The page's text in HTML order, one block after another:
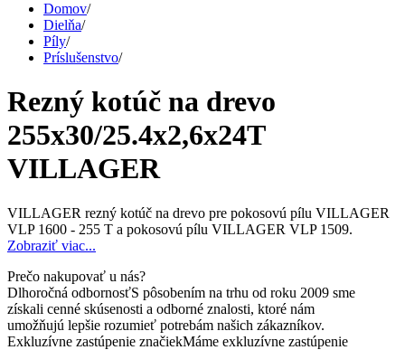
Domov/
Dielňa/
Píly/
Príslušenstvo/
Rezný kotúč na drevo
255x30/25.4x2,6x24T
VILLAGER
VILLAGER rezný kotúč na drevo pre pokosovú pílu VILLAGER
VLP 1600 - 255 T a pokosovú pílu VILLAGER VLP 1509.
Zobraziť viac...
Prečo nakupovať u nás?
Dlhoročná odbornosťS pôsobením na trhu od roku 2009 sme
získali cenné skúsenosti a odborné znalosti, ktoré nám
umožňujú lepšie rozumieť potrebám našich zákazníkov.
Exkluzívne zastúpenie značiekMáme exkluzívne zastúpenie